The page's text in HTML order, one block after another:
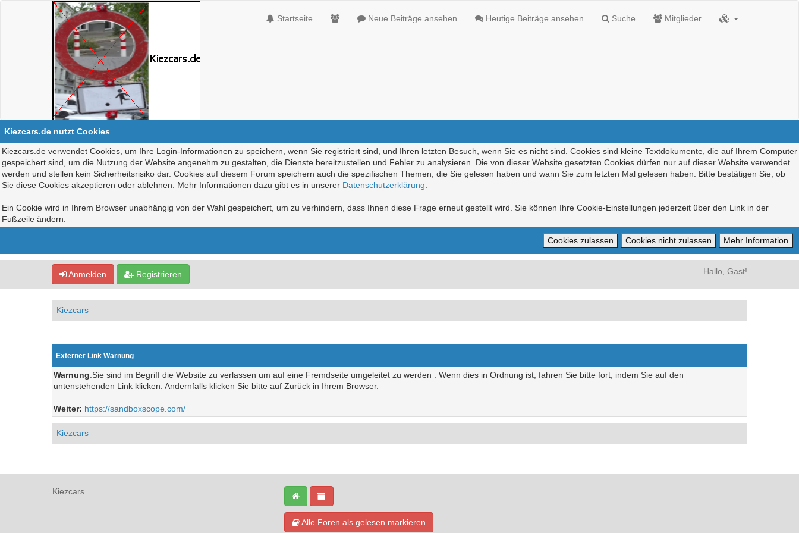
Startseite Neue Beiträge ansehen Heutige Beiträge ansehen Suche Mitglieder
Kiezcars.de nutzt Cookies
Kiezcars.de verwendet Cookies, um Ihre Login-Informationen zu speichern, wenn Sie registriert sind, und Ihren letzten Besuch, wenn Sie es nicht sind. Cookies sind kleine Textdokumente, die auf Ihrem Computer
gespeichert sind, um die Nutzung der Website angenehm zu gestalten, die Dienste bereitzustellen und Fehler zu analysieren. Die von dieser Website gesetzten Cookies dürfen nur auf dieser Website verwendet
werden und stellen kein Sicherheitsrisiko dar. Cookies auf diesem Forum speichern auch die spezifischen Themen, die Sie gelesen haben und wann Sie zum letzten Mal gelesen haben. Bitte bestätigen Sie, ob
Sie diese Cookies akzeptieren oder ablehnen. Mehr Informationen dazu gibt es in unserer Datenschutzerklärung
Ein Cookie wird in Ihrem Browser unabhängig von der Wahl gespeichert, um zu verhindern, dass Ihnen diese Frage erneut gestellt wird. Sie können Ihre Cookie-Einstellungen jederzeit über den Link in der
Fußzeile ändern.
Anmelden Registrieren Hallo, Gast!
Kiezcars
Externer Link Warnung
Warnung:Sie sind im Begriff die Website zu verlassen um auf eine Fremdseite umgeleitet zu werden . Wenn dies in Ordnung ist, fahren Sie bitte fort, indem Sie auf den
untenstehenden Link klicken. Andernfalls klicken Sie bitte auf Zurück in Ihrem Browser.
Weiter: https://sandboxscope.com/
Kiezcars
Kiezcars
Alle Foren als gelesen markieren